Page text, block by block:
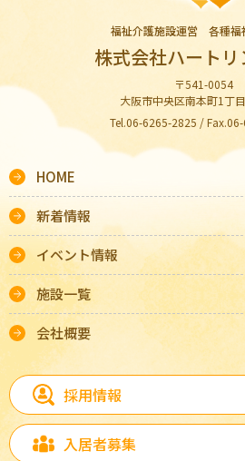
福祉介護施設運営 各種福
株式会社ハート
〒541-0054
大阪市中央区南本町1丁
Tel.06-6265-2825 /
HOME
新着情報
イベント情報
施設一覧
会社概要
採用情報
入居者募集